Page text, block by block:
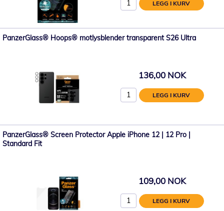
LEGG I KURV
PanzerGlass® Hoops® motlysblender transparent S26 Ultra
136,00 NOK
LEGG I KURV
PanzerGlass® Screen Protector Apple iPhone 12 | 12 Pro |
Standard Fit
109,00 NOK
LEGG I KURV